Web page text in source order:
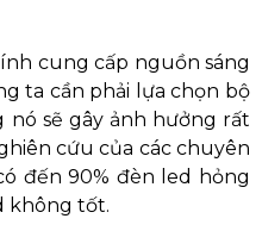
cung cấp nguồn sáng
ta cần phải lựa chọn bộ
sẽ gây ảnh hưởng rất
cứu của các chuyên
đến 90% đèn led hỏng
không tốt.